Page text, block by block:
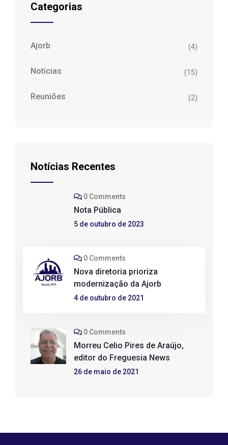
Categorias
Ajorb (4)
Notícias (15)
Reuniões (2)
Notícias Recentes
0 Comments
Nota Pública
5 de outubro de 2023
0 Comments
Nova diretoria prioriza
modernização da Ajorb
4 de outubro de 2021
0 Comments
Morreu Celio Pires de Araújo,
editor do Freguesia News
26 de maio de 2021